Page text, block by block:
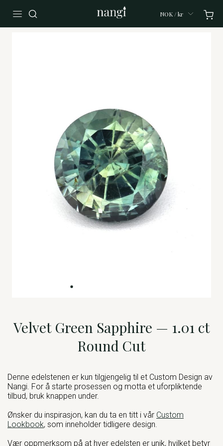
NOK / kr
Velvet Green Sapphire — 1.01 ct
Round Cut
Denne edelstenen er kun tilgjengelig til et Custom Design av
Nangi. For å starte prosessen og motta et uforpliktende
tilbud, bruk knappen under.
Ønsker du inspirasjon, kan du ta en titt i vår Custom
Lookbook, som inneholder tidligere design.
Vær oppmerksom på at hver edelsten er unik, hvilket betyr